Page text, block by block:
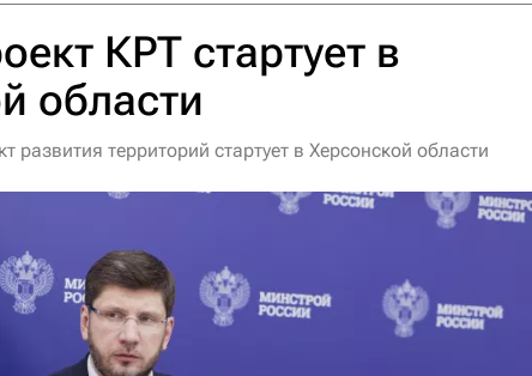
КРТ стартует в
области
развития территорий стартует в Херсонской области